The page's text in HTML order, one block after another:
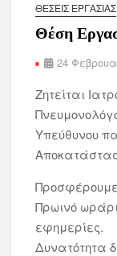
ΘΈΣΕΙΣ ΕΡΓΑΣΊΑΣ
Θέση
24
Ζητείται
Υπεύθυνου
Πρωινό
εφημερίες.
Δυνατότητα